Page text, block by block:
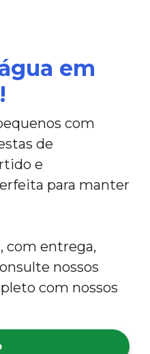
em
com
de
e
para manter
com entrega,
nossos
com nossos